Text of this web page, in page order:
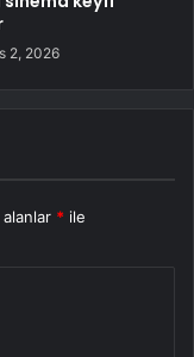
2, 2026
* ile